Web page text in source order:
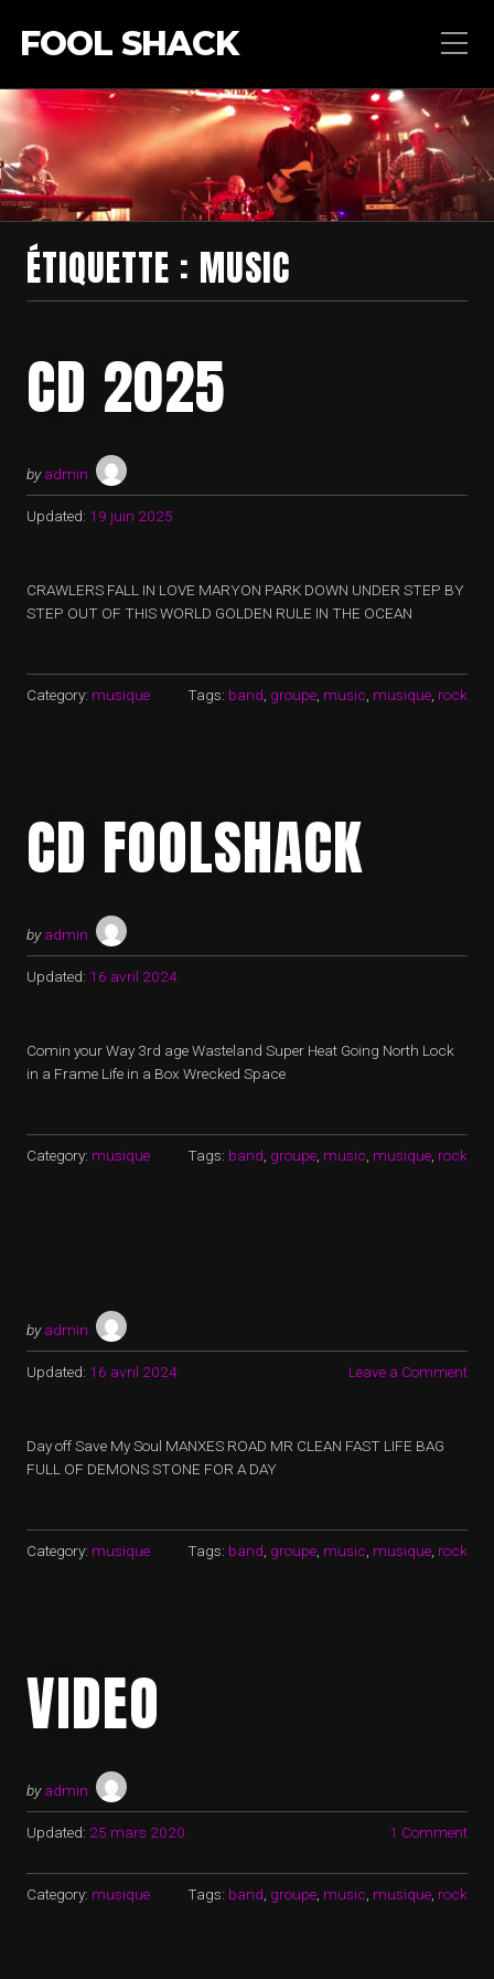
FOOL SHACK
ÉTIQUETTE : MUSIC
CD 2025
by admin
Updated: 19 juin 2025
CRAWLERS FALL IN LOVE MARYON PARK DOWN UNDER STEP BY
STEP OUT OF THIS WORLD GOLDEN RULE IN THE OCEAN
Category: musique Tags: band, groupe, music, musique, rock
CD FOOLSHACK
by admin
Updated: 16 avril 2024
Comin your Way 3rd age Wasteland Super Heat Going North Lock
in a Frame Life in a Box Wrecked Space
Category: musique Tags: band, groupe, music, musique, rock
by admin
Updated: 16 avril 2024 Leave a Comment
Day off Save My Soul MANXES ROAD MR CLEAN FAST LIFE BAG
FULL OF DEMONS STONE FOR A DAY
Category: musique Tags: band, groupe, music, musique, rock
VIDEO
by admin
Updated: 25 mars 2020 1 Comment
Category: musique Tags: band, groupe, music, musique, rock